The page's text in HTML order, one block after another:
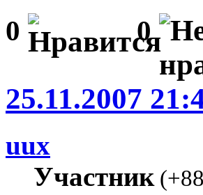
0 0
25.11.2007
uux
Участник(